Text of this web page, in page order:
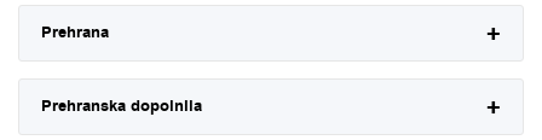
Prehrana
Prehranska dopolnila